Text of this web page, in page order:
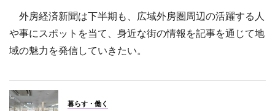
外房経済新聞は下半期も、広域外房圏周辺の活躍する人
や事にスポットを当て、身近な街の情報を記事を通じて地
域の魅力を発信していきたい。
暮らす・働く